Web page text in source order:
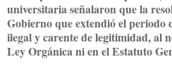
universitaria señalaron que la
Gobierno que extendió el periodo
ilegal y carente de legitimidad, al
Ley Orgánica ni en el Estatuto